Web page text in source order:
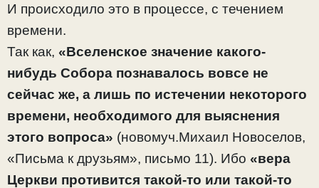
И происходило это в процессе, с течением
времени.
Так как, «Вселенское значение какого-
нибудь Собора познавалось вовсе не
сейчас же, а лишь по истечении некоторого
времени, необходимого для выяснения
этого вопроса» (новомуч.Михаил Новоселов,
«Письма к друзьям», письмо 11). Ибо «вера
Церкви противится такой-то или такой-то